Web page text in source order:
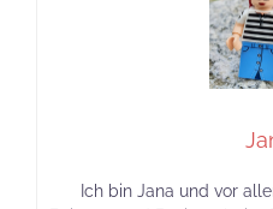
Ich bin Jana und vor